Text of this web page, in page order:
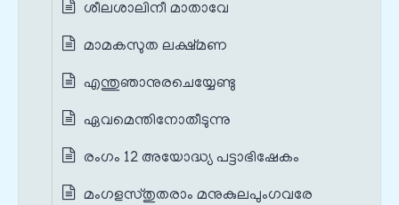
ശീലശാലിനീ മാതാവേ
മാമകസുത ലക്ഷ്മണ
എന്തുഞാനുരചെയ്യേണ്ടു
ഏവമെന്തിനോതീടുന്നു
രംഗം 12 അയോദ്ധ്യ പട്ടാഭിഷേകം
മംഗളസ്തുതരാം മനുകുലപുംഗവരേ